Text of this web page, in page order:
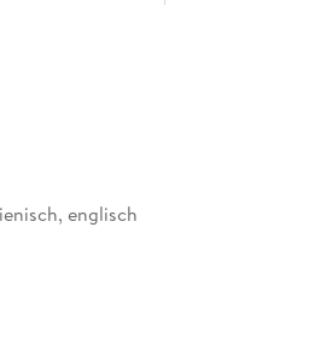
englisch